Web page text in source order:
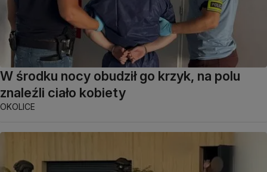
W środku nocy obudził go krzyk, na polu
znaleźli ciało kobiety
OKOLICE